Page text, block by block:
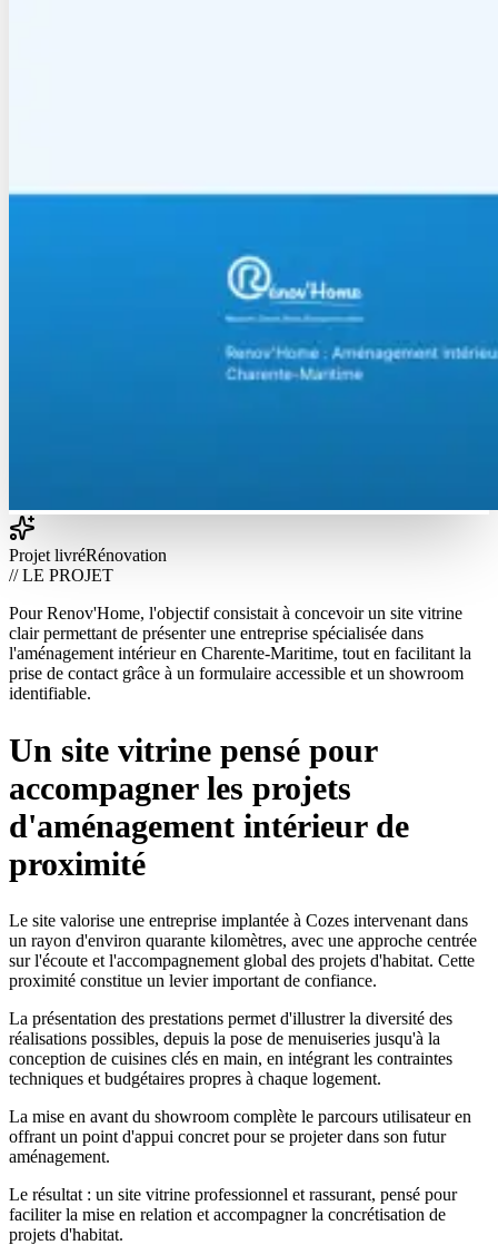
Projet livréRénovation
// LE PROJET
Pour Renov'Home, l'objectif consistait à concevoir un site vitrine
clair permettant de présenter une entreprise spécialisée dans
l'aménagement intérieur en Charente-Maritime, tout en facilitant la
prise de contact grâce à un formulaire accessible et un showroom
identifiable.
Un site vitrine pensé pour
accompagner les projets
d'aménagement intérieur de
proximité
Le site valorise une entreprise implantée à Cozes intervenant dans
un rayon d'environ quarante kilomètres, avec une approche centrée
sur l'écoute et l'accompagnement global des projets d'habitat. Cette
proximité constitue un levier important de confiance.
La présentation des prestations permet d'illustrer la diversité des
réalisations possibles, depuis la pose de menuiseries jusqu'à la
conception de cuisines clés en main, en intégrant les contraintes
techniques et budgétaires propres à chaque logement.
La mise en avant du showroom complète le parcours utilisateur en
offrant un point d'appui concret pour se projeter dans son futur
aménagement.
Le résultat : un site vitrine professionnel et rassurant, pensé pour
faciliter la mise en relation et accompagner la concrétisation de
projets d'habitat.